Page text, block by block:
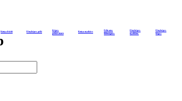
Kutya frizbi Fényképes póló
Képes
poháralátét
Kutya nyakörv
Feliratos
hűtmágnes
Fényképes
nyaklánc
Fényképes
bögre